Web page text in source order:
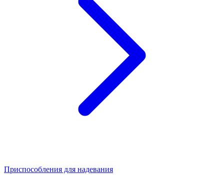
Приспособления для надевания